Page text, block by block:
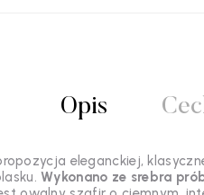
Opis
eleganckiej,
Wykonano ze srebra